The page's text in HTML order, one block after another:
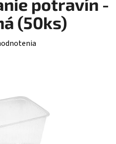
potravín -
(50ks)